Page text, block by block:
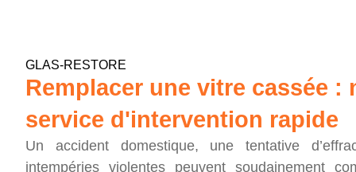
GLAS-RESTORE
Remplacer une vitre cassée :
service d'intervention rapide
Un accident domestique, une tentative
intempéries violentes peuvent soudainement